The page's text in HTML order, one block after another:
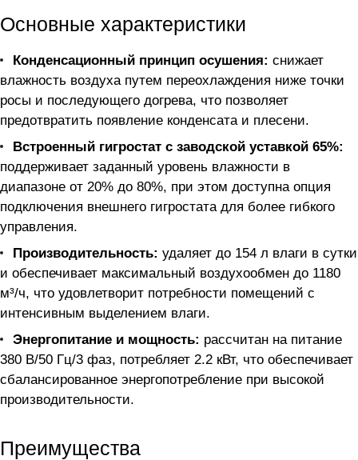
Основные характеристики
Конденсационный принцип осушения: снижает
влажность воздуха путем переохлаждения ниже точки
росы и последующего догрева, что позволяет
предотвратить появление конденсата и плесени.
Встроенный гигростат с заводской уставкой 65%:
поддерживает заданный уровень влажности в
диапазоне от 20% до 80%, при этом доступна опция
подключения внешнего гигростата для более гибкого
управления.
Производительность: удаляет до 154 л влаги в сутки
и обеспечивает максимальный воздухообмен до 1180
м³/ч, что удовлетворит потребности помещений с
интенсивным выделением влаги.
Энергопитание и мощность: рассчитан на питание
380 В/50 Гц/3 фаз, потребляет 2.2 кВт, что обеспечивает
сбалансированное энергопотребление при высокой
производительности.
Преимущества